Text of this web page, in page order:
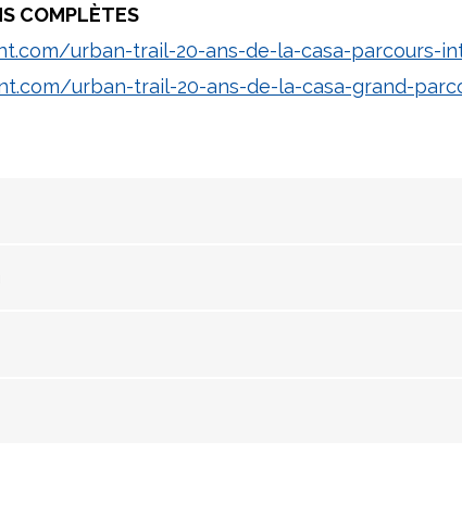
COMPLÈTES
urban-trail-20-ans-de-la-casa-parcours-
urban-trail-20-ans-de-la-casa-grand-